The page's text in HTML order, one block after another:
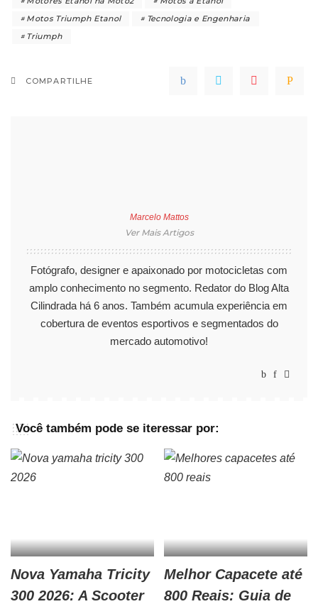
Motos Triumph Etanol
Tecnologia e Engenharia
Triumph
COMPARTILHE
Marcelo Mattos
Ver Mais Artigos
Fotógrafo, designer e apaixonado por motocicletas com
amplo conhecimento no segmento. Redator do Blog Alta
Cilindrada há 6 anos. Também acumula experiência em
cobertura de eventos esportivos e segmentados do
mercado automotivo!
Você também pode se iteressar por:
Nova Yamaha Tricity
300 2026: A Scooter
Melhor Capacete até
800 Reais: Guia de